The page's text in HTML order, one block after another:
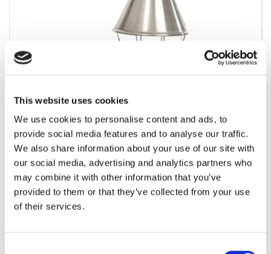
This website uses cookies
We use cookies to personalise content and ads, to
provide social media features and to analyse our traffic.
We also share information about your use of our site with
our social media, advertising and analytics partners who
may combine it with other information that you’ve
provided to them or that they’ve collected from your use
of their services.